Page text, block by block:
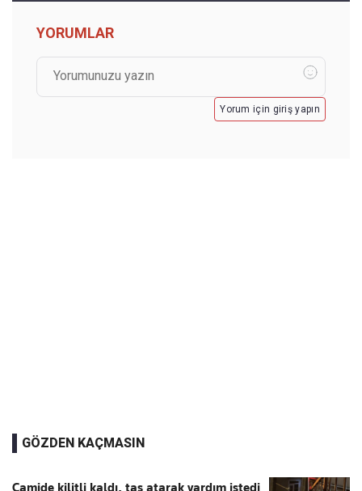
YORUMLAR
Yorum için giriş yapın
GÖZDEN KAÇMASIN
Camide kilitli kaldı, taş atarak yardım istedi